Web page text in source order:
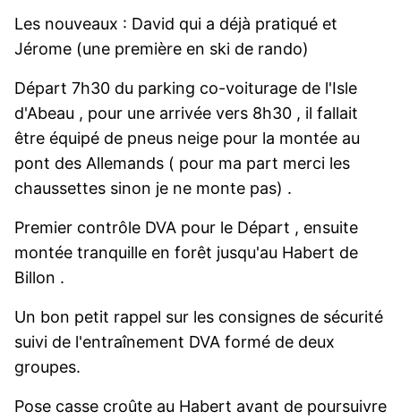
Les nouveaux : David qui a déjà pratiqué et
Jérome (une première en ski de rando)
Départ 7h30 du parking co-voiturage de l'Isle
d'Abeau , pour une arrivée vers 8h30 , il fallait
être équipé de pneus neige pour la montée au
pont des Allemands ( pour ma part merci les
chaussettes sinon je ne monte pas) .
Premier contrôle DVA pour le Départ , ensuite
montée tranquille en forêt jusqu'au Habert de
Billon .
Un bon petit rappel sur les consignes de sécurité
suivi de l'entraînement DVA formé de deux
groupes.
Pose casse croûte au Habert avant de poursuivre